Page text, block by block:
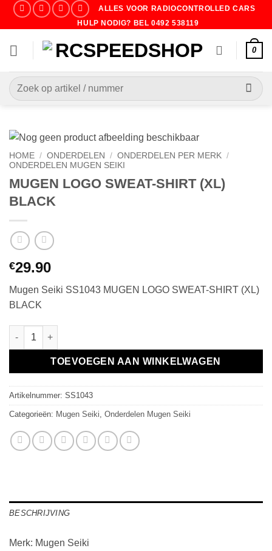
ALLES VOOR RADIOCONTROLLED CARS
HULP NODIG? BEL 0492 538119
0
Zoeken
naar:
HOME / ONDERDELEN / ONDERDELEN PER MERK /
ONDERDELEN MUGEN SEIKI
MUGEN LOGO SWEAT-SHIRT (XL)
BLACK
€29.90
Mugen Seiki SS1043 MUGEN LOGO SWEAT-SHIRT (XL)
BLACK
MUGEN LOGO SWEAT-SHIRT (XL) BLACK aantal
TOEVOEGEN AAN WINKELWAGEN
Artikelnummer: SS1043
Categorieën: Mugen Seiki Onderdelen Mugen Seiki
BESCHRIJVING
Merk: Mugen Seiki